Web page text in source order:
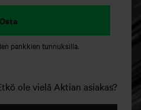
Osta
pankkien tunnuksilla.
ole vielä Aktian asiakas?